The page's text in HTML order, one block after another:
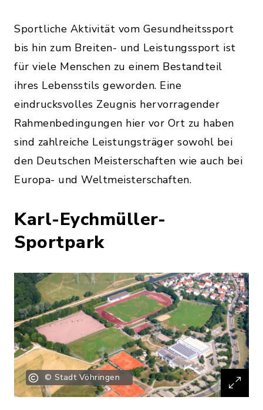
Sportliche Aktivität vom Gesundheitssport
bis hin zum Breiten- und Leistungssport ist
für viele Menschen zu einem Bestandteil
ihres Lebensstils geworden. Eine
eindrucksvolles Zeugnis hervorragender
Rahmenbedingungen hier vor Ort zu haben
sind zahlreiche Leistungsträger sowohl bei
den Deutschen Meisterschaften wie auch bei
Europa- und Weltmeisterschaften.
Karl-Eychmüller-
Sportpark
© Stadt Vöhringen